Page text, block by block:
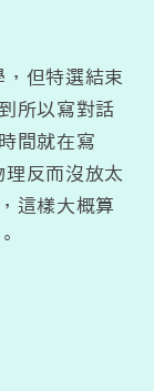
但特選結束
所以寫對話
間就在寫
反而沒放太
這樣大概算